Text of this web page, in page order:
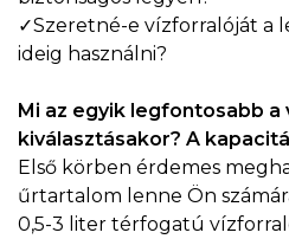
✓Szeretné-e vízforralóját a
ideig használni?
Mi az egyik legfontosabb a
kiválasztásakor? A
Első körben érdemes
űrtartalom lenne Ön
0,5-3 liter térfogatú